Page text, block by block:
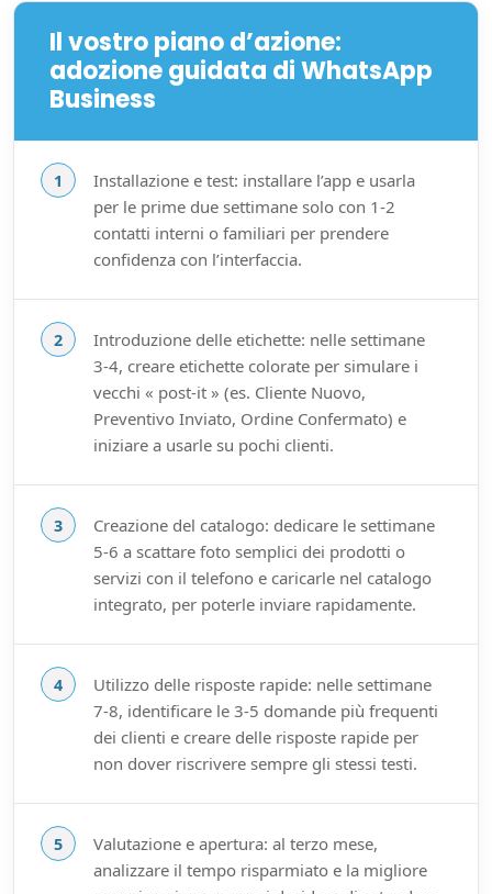
Il vostro piano d’azione:
adozione guidata di WhatsApp
Business
Installazione e test: installare l’app e usarla
per le prime due settimane solo con 1-2
contatti interni o familiari per prendere
confidenza con l’interfaccia.
Introduzione delle etichette: nelle settimane
3-4, creare etichette colorate per simulare i
vecchi « post-it » (es. Cliente Nuovo,
Preventivo Inviato, Ordine Confermato) e
iniziare a usarle su pochi clienti.
Creazione del catalogo: dedicare le settimane
5-6 a scattare foto semplici dei prodotti o
servizi con il telefono e caricarle nel catalogo
integrato, per poterle inviare rapidamente.
Utilizzo delle risposte rapide: nelle settimane
7-8, identificare le 3-5 domande più frequenti
dei clienti e creare delle risposte rapide per
non dover riscrivere sempre gli stessi testi.
Valutazione e apertura: al terzo mese,
analizzare il tempo risparmiato e la migliore